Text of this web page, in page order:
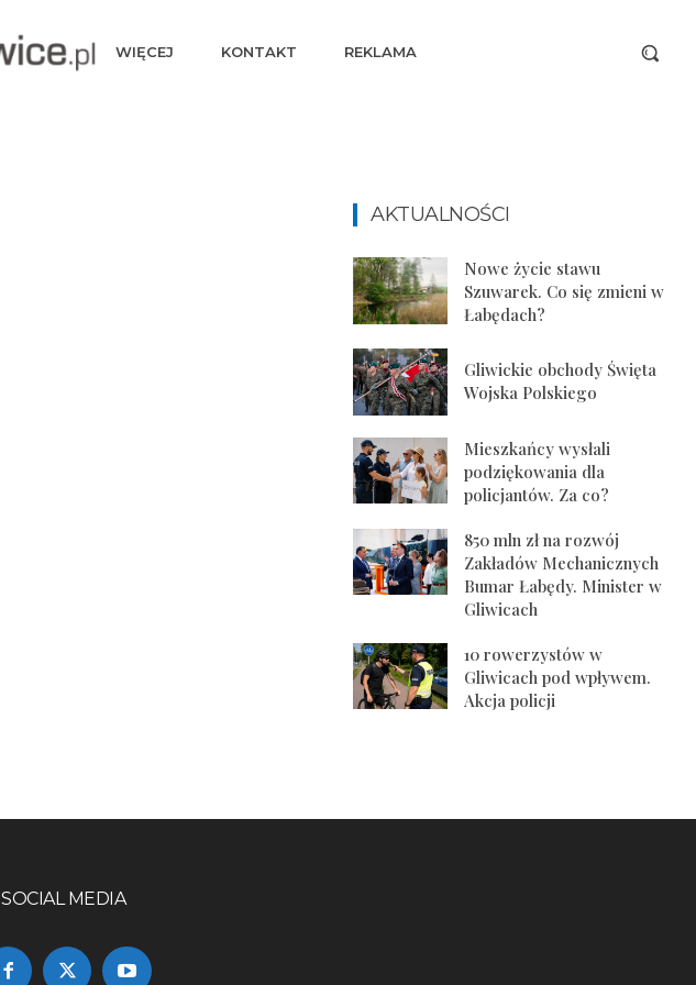
WIĘCEJ KONTAKT REKLAMA
AKTUALNOŚCI
Nowe życie stawu
Szuwarek. Co się zmieni w
Łabędach?
Gliwickie obchody Święta
Wojska Polskiego
Mieszkańcy wysłali
podziękowania dla
policjantów. Za co?
850 mln zł na rozwój
Zakładów Mechanicznych
Bumar Łabędy. Minister w
Gliwicach
10 rowerzystów w
Gliwicach pod wpływem.
Akcja policji
SOCIAL MEDIA